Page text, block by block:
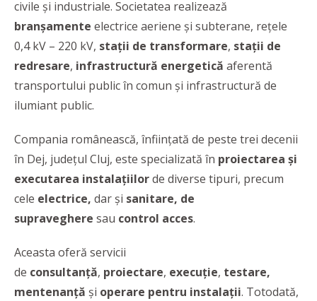
civile şi industriale. Societatea realizează
branşamente electrice aeriene şi subterane, rețele
0,4 kV – 220 kV, stații de transformare, stații de
redresare, infrastructură energetică aferentă
transportului public în comun și infrastructură de
ilumiant public.
Compania românească, înființată de peste trei decenii
în Dej, județul Cluj, este specializată în proiectarea și
executarea instalațiilorde diverse tipuri, precum
cele electrice, dar şi sanitare, de
supraveghere sau control acces.
Aceasta oferă servicii
de consultanță, proiectare, execuție, testare,
mentenanță și operare pentru instalaţii. Totodată,